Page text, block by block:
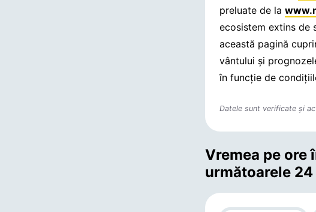
preluate de la
ecosistem extins de
această pagină
vântului și
în funcție de
Datele sunt verificate și
Vremea pe ore
următoarele 24